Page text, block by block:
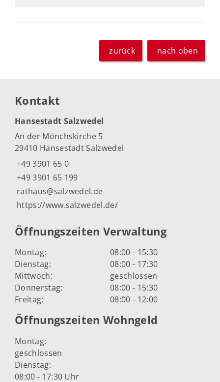
zurück nach oben
Kontakt
Hansestadt Salzwedel
An der Mönchskirche 5
29410 Hansestadt Salzwedel
+49 3901 65 0
+49 3901 65 199
rathaus@salzwedel.de
https://www.salzwedel.de/
Öffnungszeiten Verwaltung
Montag:
08:00 - 15:30
Dienstag:
08:00 - 17:30
Mittwoch:
geschlossen
Donnerstag:
08:00 - 15:30
Freitag:
08:00 - 12:00
Öffnungszeiten Wohngeld
Montag:
geschlossen
Dienstag:
08:00 - 17:30 Uhr